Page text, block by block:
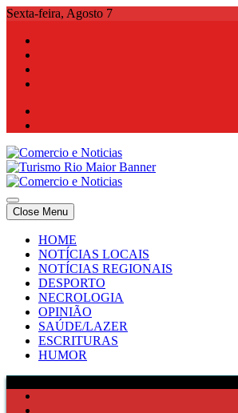
Skip
content
Sexta-feira, Agosto 7
Comercio e Noticias
Notícias e Publicidade Online
Comercio e Noticias
Notícias e Publicidade Online
Close Menu
HOME
NOTÍCIAS LOCAIS
NOTÍCIAS REGIONAIS
DESPORTO
NECROLOGIA
OPINIÃO
SAÚDE/LAZER
ESCRITURAS
HUMOR